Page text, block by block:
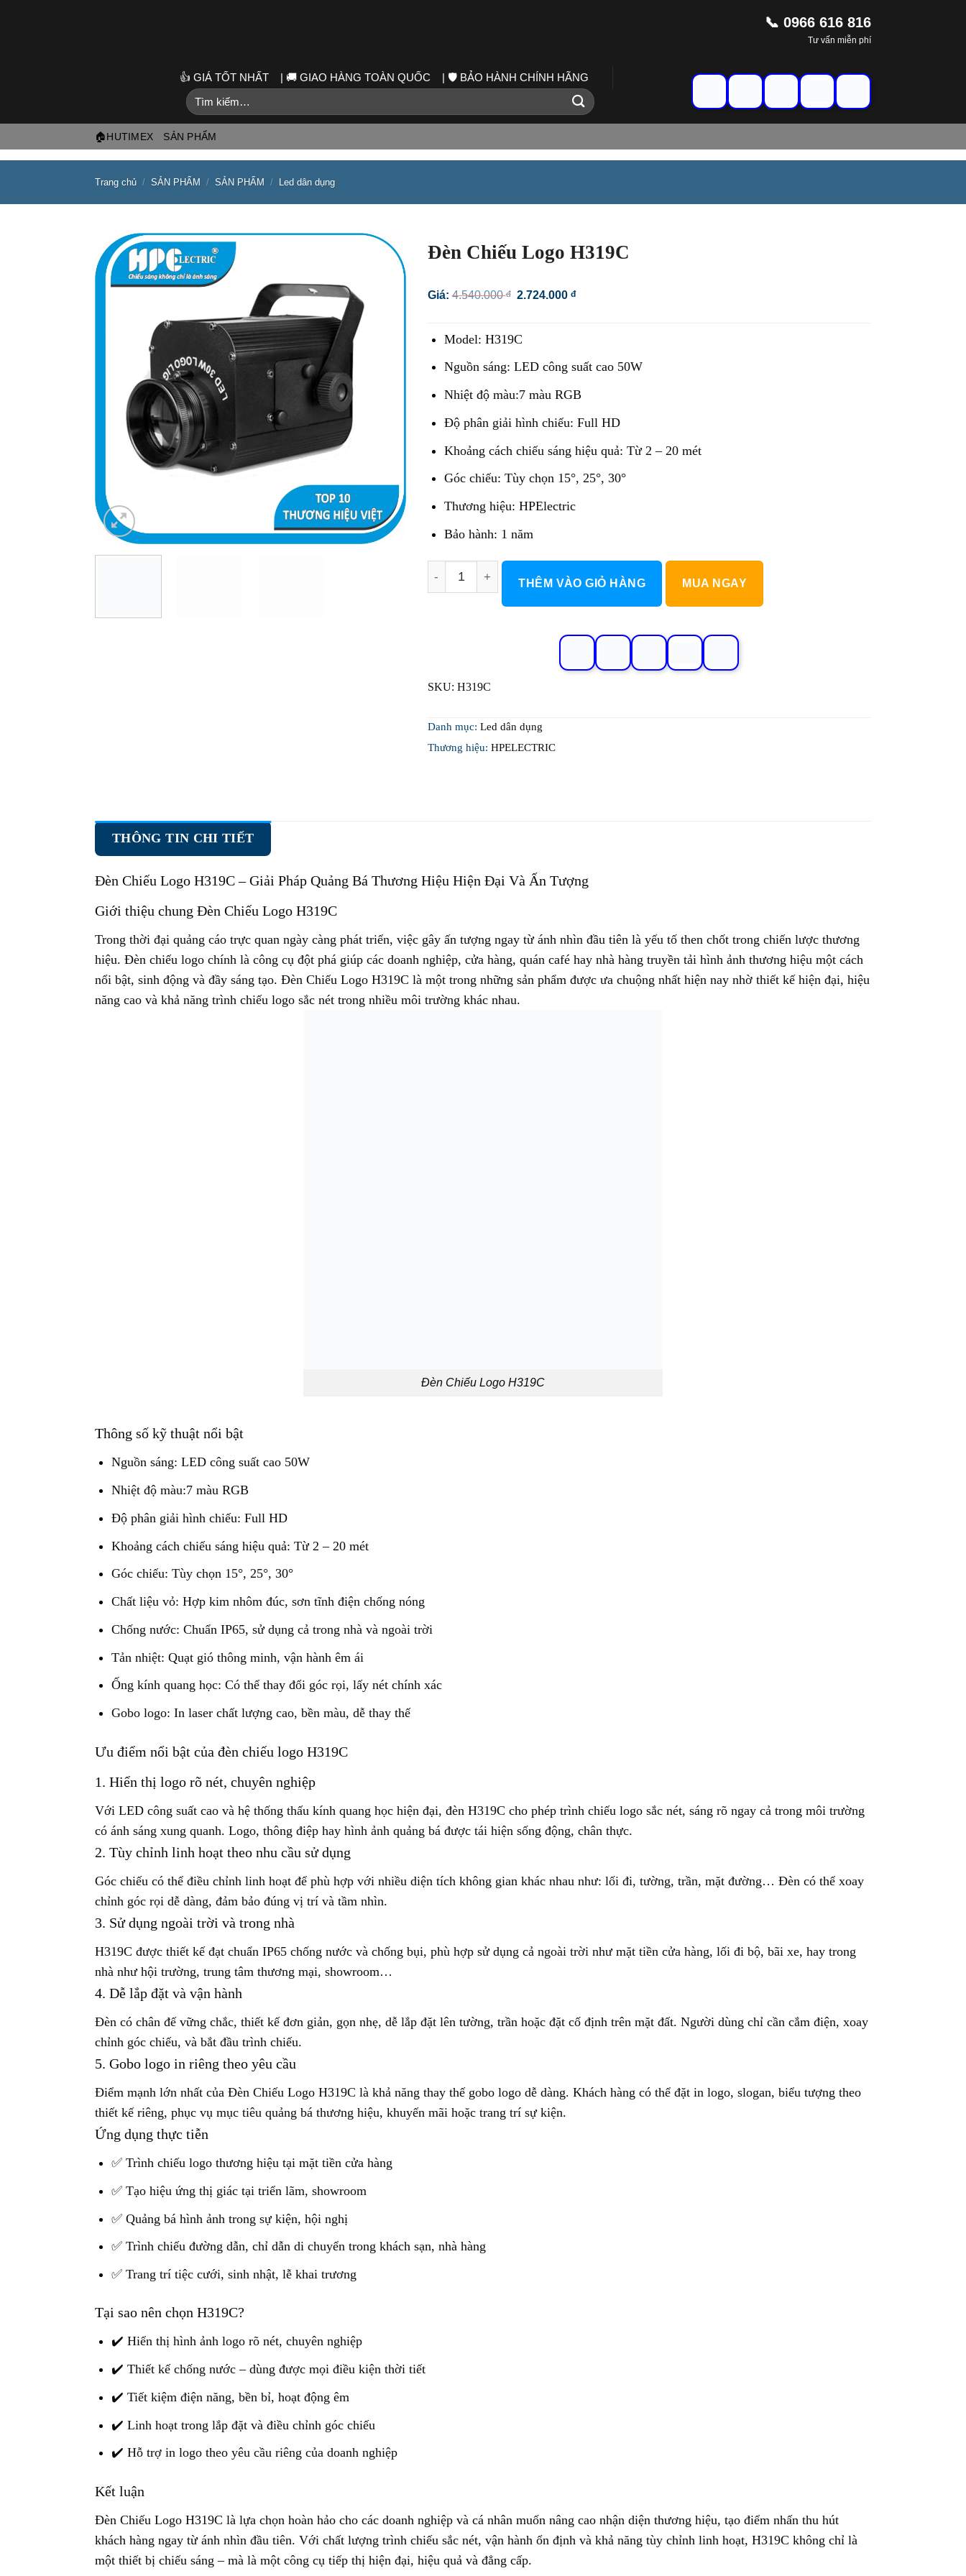
📞 0966 616 816
Tư vấn miễn phí
👍 GIÁ TỐT NHẤT | 🚚 GIAO HÀNG TOÀN QUỐC | 🛡️ BẢO HÀNH CHÍNH HÃNG
Tìm
kiếm:
🏠HUTIMEX SẢN PHẨM
Trang chủ / SẢN PHẨM / SẢN PHẨM / Led dân dụng
Đèn Chiếu Logo H319C
Giá:4.540.000đ
Giá
2.724.000đGiá
Model: H319C
Nguồn sáng: LED công suất cao 50W
Nhiệt độ màu:7 màu RGB
Độ phân giải hình chiếu: Full HD
Khoảng cách chiếu sáng hiệu quả: Từ 2 – 20 mét
Góc chiếu: Tùy chọn 15°, 25°, 30°
Thương hiệu: HPElectric
Bảo hành: 1 năm
Đèn Chiếu Logo H319C số lượng
THÊM VÀO GIỎ HÀNG MUA NGAY
SKU: H319C
Danh mục: Led dân dụng
Thương hiệu: HPELECTRIC
THÔNG TIN CHI TIẾT
Đèn Chiếu Logo H319C– Giải Pháp Quảng Bá Thương Hiệu Hiện Đại Và Ấn Tượng
Giới thiệu chung Đèn Chiếu Logo H319C
Trong thời đại quảng cáo trực quan ngày càng phát triển, việc gây ấn tượng ngay từ ánh nhìn đầu tiên là yếu tố then chốt trong chiến lược thương
hiệu. Đèn chiếu logo chính là công cụ đột phá giúp các doanh nghiệp, cửa hàng, quán café hay nhà hàng truyền tải hình ảnh thương hiệu một cách
nổi bật, sinh động và đầy sáng tạo. Đèn Chiếu Logo H319C là một trong những sản phẩm được ưa chuộng nhất hiện nay nhờ thiết kế hiện đại, hiệu
năng cao và khả năng trình chiếu logo sắc nét trong nhiều môi trường khác nhau.
Đèn Chiếu Logo H319C
Thông số kỹ thuật nổi bật
Nguồn sáng: LED công suất cao 50W
Nhiệt độ màu:7 màu RGB
Độ phân giải hình chiếu: Full HD
Khoảng cách chiếu sáng hiệu quả: Từ 2 – 20 mét
Góc chiếu: Tùy chọn 15°, 25°, 30°
Chất liệu vỏ: Hợp kim nhôm đúc, sơn tĩnh điện chống nóng
Chống nước: Chuẩn IP65, sử dụng cả trong nhà và ngoài trời
Tản nhiệt: Quạt gió thông minh, vận hành êm ái
Ống kính quang học: Có thể thay đổi góc rọi, lấy nét chính xác
Gobo logo: In laser chất lượng cao, bền màu, dễ thay thế
Ưu điểm nổi bật của đèn chiếu logo H319C
1. Hiển thị logo rõ nét, chuyên nghiệp
Với LED công suất cao và hệ thống thấu kính quang học hiện đại, đèn H319C cho phép trình chiếu logo sắc nét, sáng rõ ngay cả trong môi trường
có ánh sáng xung quanh. Logo, thông điệp hay hình ảnh quảng bá được tái hiện sống động, chân thực.
2. Tùy chỉnh linh hoạt theo nhu cầu sử dụng
Góc chiếu có thể điều chỉnh linh hoạt để phù hợp với nhiều diện tích không gian khác nhau như: lối đi, tường, trần, mặt đường… Đèn có thể xoay
chỉnh góc rọi dễ dàng, đảm bảo đúng vị trí và tầm nhìn.
3. Sử dụng ngoài trời và trong nhà
H319C được thiết kế đạt chuẩn IP65 chống nước và chống bụi, phù hợp sử dụng cả ngoài trời như mặt tiền cửa hàng, lối đi bộ, bãi xe, hay trong
nhà như hội trường, trung tâm thương mại, showroom…
4. Dễ lắp đặt và vận hành
Đèn có chân đế vững chắc, thiết kế đơn giản, gọn nhẹ, dễ lắp đặt lên tường, trần hoặc đặt cố định trên mặt đất. Người dùng chỉ cần cắm điện, xoay
chỉnh góc chiếu, và bắt đầu trình chiếu.
5. Gobo logo in riêng theo yêu cầu
Điểm mạnh lớn nhất của Đèn Chiếu Logo H319C là khả năng thay thế gobo logo dễ dàng. Khách hàng có thể đặt in logo, slogan, biểu tượng theo
thiết kế riêng, phục vụ mục tiêu quảng bá thương hiệu, khuyến mãi hoặc trang trí sự kiện.
Ứng dụng thực tiễn
✅ Trình chiếu logo thương hiệu tại mặt tiền cửa hàng
✅ Tạo hiệu ứng thị giác tại triển lãm, showroom
✅ Quảng bá hình ảnh trong sự kiện, hội nghị
✅ Trình chiếu đường dẫn, chỉ dẫn di chuyển trong khách sạn, nhà hàng
✅ Trang trí tiệc cưới, sinh nhật, lễ khai trương
Tại sao nên chọn H319C?
✔️ Hiển thị hình ảnh logo rõ nét, chuyên nghiệp
✔️ Thiết kế chống nước – dùng được mọi điều kiện thời tiết
✔️ Tiết kiệm điện năng, bền bỉ, hoạt động êm
✔️ Linh hoạt trong lắp đặt và điều chỉnh góc chiếu
✔️ Hỗ trợ in logo theo yêu cầu riêng của doanh nghiệp
Kết luận
Đèn Chiếu Logo H319C là lựa chọn hoàn hảo cho các doanh nghiệp và cá nhân muốn nâng cao nhận diện thương hiệu, tạo điểm nhấn thu hút
khách hàng ngay từ ánh nhìn đầu tiên. Với chất lượng trình chiếu sắc nét, vận hành ổn định và khả năng tùy chỉnh linh hoạt, H319C không chỉ là
một thiết bị chiếu sáng – mà là một công cụ tiếp thị hiện đại, hiệu quả và đẳng cấp.